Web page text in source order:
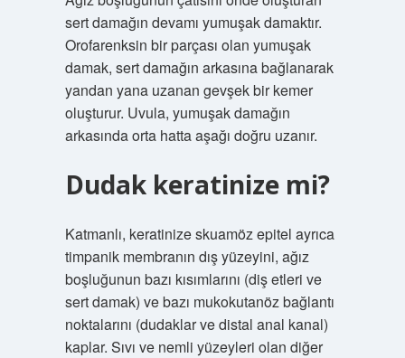
sert damağın devamı yumuşak damaktır.
Orofarenksin bir parçası olan yumuşak
damak, sert damağın arkasına bağlanarak
yandan yana uzanan gevşek bir kemer
oluşturur. Uvula, yumuşak damağın
arkasında orta hatta aşağı doğru uzanır.
Dudak keratinize mi?
Katmanlı, keratinize skuamöz epitel ayrıca
timpanik membranın dış yüzeyini, ağız
boşluğunun bazı kısımlarını (diş etleri ve
sert damak) ve bazı mukokutanöz bağlantı
noktalarını (dudaklar ve distal anal kanal)
kaplar. Sıvı ve nemli yüzeyleri olan diğer